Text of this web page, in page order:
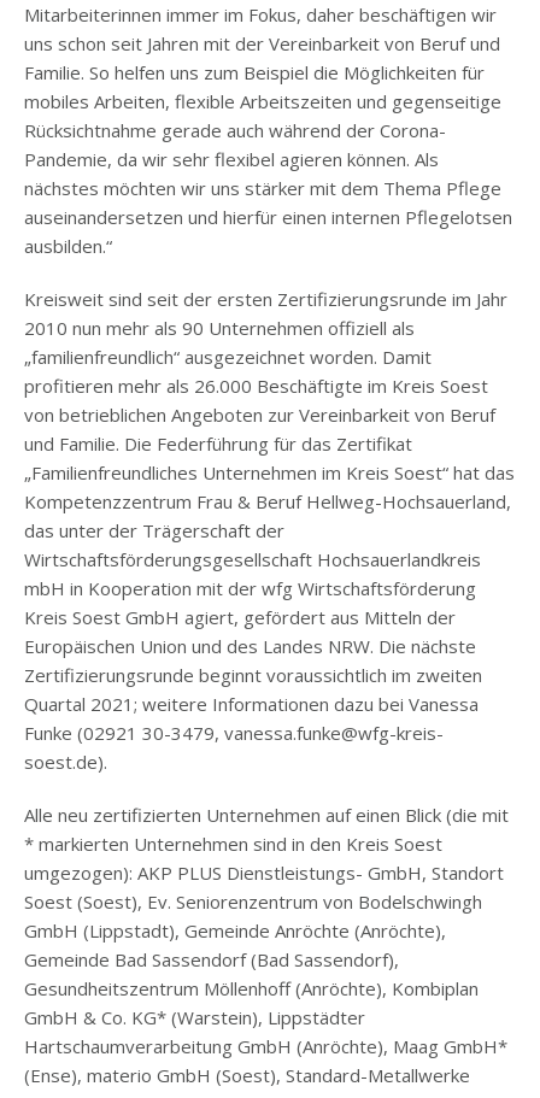
Mitarbeiterinnen immer im Fokus, daher beschäftigen wir
uns schon seit Jahren mit der Vereinbarkeit von Beruf und
Familie. So helfen uns zum Beispiel die Möglichkeiten für
mobiles Arbeiten, flexible Arbeitszeiten und gegenseitige
Rücksichtnahme gerade auch während der Corona-
Pandemie, da wir sehr flexibel agieren können. Als
nächstes möchten wir uns stärker mit dem Thema Pflege
auseinandersetzen und hierfür einen internen Pflegelotsen
ausbilden.“
Kreisweit sind seit der ersten Zertifizierungsrunde im Jahr
2010 nun mehr als 90 Unternehmen offiziell als
„familienfreundlich“ ausgezeichnet worden. Damit
profitieren mehr als 26.000 Beschäftigte im Kreis Soest
von betrieblichen Angeboten zur Vereinbarkeit von Beruf
und Familie. Die Federführung für das Zertifikat
„Familienfreundliches Unternehmen im Kreis Soest“ hat das
Kompetenzzentrum Frau & Beruf Hellweg-Hochsauerland,
das unter der Trägerschaft der
Wirtschaftsförderungsgesellschaft Hochsauerlandkreis
mbH in Kooperation mit der wfg Wirtschaftsförderung
Kreis Soest GmbH agiert, gefördert aus Mitteln der
Europäischen Union und des Landes NRW. Die nächste
Zertifizierungsrunde beginnt voraussichtlich im zweiten
Quartal 2021; weitere Informationen dazu bei Vanessa
Funke (02921 30-3479, vanessa.funke@wfg-kreis-
soest.de).
Alle neu zertifizierten Unternehmen auf einen Blick (die mit
* markierten Unternehmen sind in den Kreis Soest
umgezogen): AKP PLUS Dienstleistungs- GmbH, Standort
Soest (Soest), Ev. Seniorenzentrum von Bodelschwingh
GmbH (Lippstadt), Gemeinde Anröchte (Anröchte),
Gemeinde Bad Sassendorf (Bad Sassendorf),
Gesundheitszentrum Möllenhoff (Anröchte), Kombiplan
GmbH & Co. KG* (Warstein), Lippstädter
Hartschaumverarbeitung GmbH (Anröchte), Maag GmbH*
(Ense), materio GmbH (Soest), Standard-Metallwerke